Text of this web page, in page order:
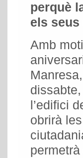
perquè
els seus
Amb
l’edifici
obrirà